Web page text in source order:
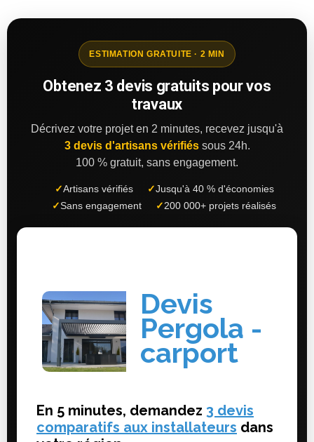
ESTIMATION GRATUITE · 2 MIN
Obtenez 3 devis gratuits pour vos
travaux
Décrivez votre projet en 2 minutes, recevez jusqu'à
3 devis d'artisans vérifiéssous 24h.
100 % gratuit, sans engagement.
✓Artisans vérifiés ✓Jusqu'à 40 % d'économies
✓Sans engagement ✓200 000+ projets réalisés